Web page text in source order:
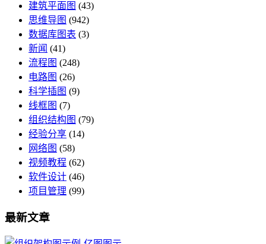
建筑平面图 (43)
思维导图 (942)
数据库图表 (3)
新闻 (41)
流程图 (248)
电路图 (26)
科学插图 (9)
线框图 (7)
组织结构图 (79)
经验分享 (14)
网络图 (58)
视频教程 (62)
软件设计 (46)
项目管理 (99)
最新文章